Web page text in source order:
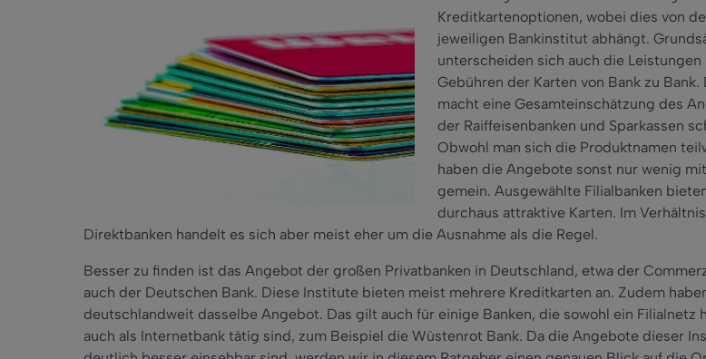
Kreditkartenoptionen, wobei dies von
jeweiligen Bankinstitut abhängt.
unterscheiden sich auch die Leistungen
Gebühren der Karten von Bank zu Bank.
macht eine Gesamteinschätzung des
der Raiffeisenbanken und Sparkassen
Obwohl man sich die Produktnamen
haben die Angebote sonst nur wenig
gemein. Ausgewählte Filialbanken
durchaus attraktive Karten. Im
Direktbanken handelt es sich aber meist eher um die Ausnahme als die Regel.
Besser zu finden ist das Angebot der großen Privatbanken in Deutschland, etwa der
auch der Deutschen Bank. Diese Institute bieten meist mehrere Kreditkarten an. Zudem
deutschlandweit dasselbe Angebot. Das gilt auch für einige Banken, die sowohl ein Filialnetz
auch als Internetbank tätig sind, zum Beispiel die Wüstenrot Bank. Da die Angebote dieser